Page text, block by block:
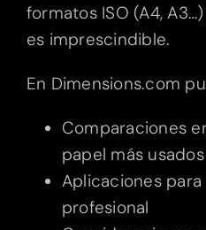
formatos ISO (A4,
es imprescindible.
En Dimensions.com
Comparaciones
papel más usados
Aplicaciones
profesional